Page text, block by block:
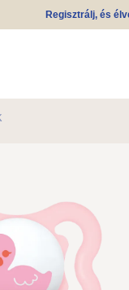
Regisztrálj, és